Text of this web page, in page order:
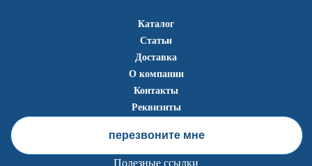
Каталог
Статьи
Доставка
О компании
Контакты
Реквизиты
перезвоните мне
Полезные ссылки